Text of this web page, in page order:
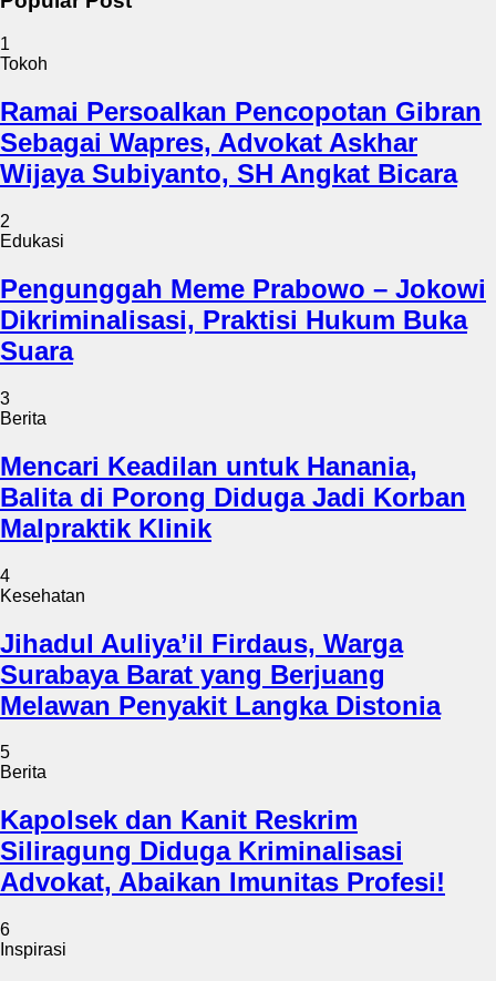
1
Tokoh
Ramai Persoalkan Pencopotan Gibran
Sebagai Wapres, Advokat Askhar
Wijaya Subiyanto, SH Angkat Bicara
2
Edukasi
Pengunggah Meme Prabowo – Jokowi
Dikriminalisasi, Praktisi Hukum Buka
Suara
3
Berita
Mencari Keadilan untuk Hanania,
Balita di Porong Diduga Jadi Korban
Malpraktik Klinik
4
Kesehatan
Jihadul Auliya’il Firdaus, Warga
Surabaya Barat yang Berjuang
Melawan Penyakit Langka Distonia
5
Berita
Kapolsek dan Kanit Reskrim
Siliragung Diduga Kriminalisasi
Advokat, Abaikan Imunitas Profesi!
6
Inspirasi